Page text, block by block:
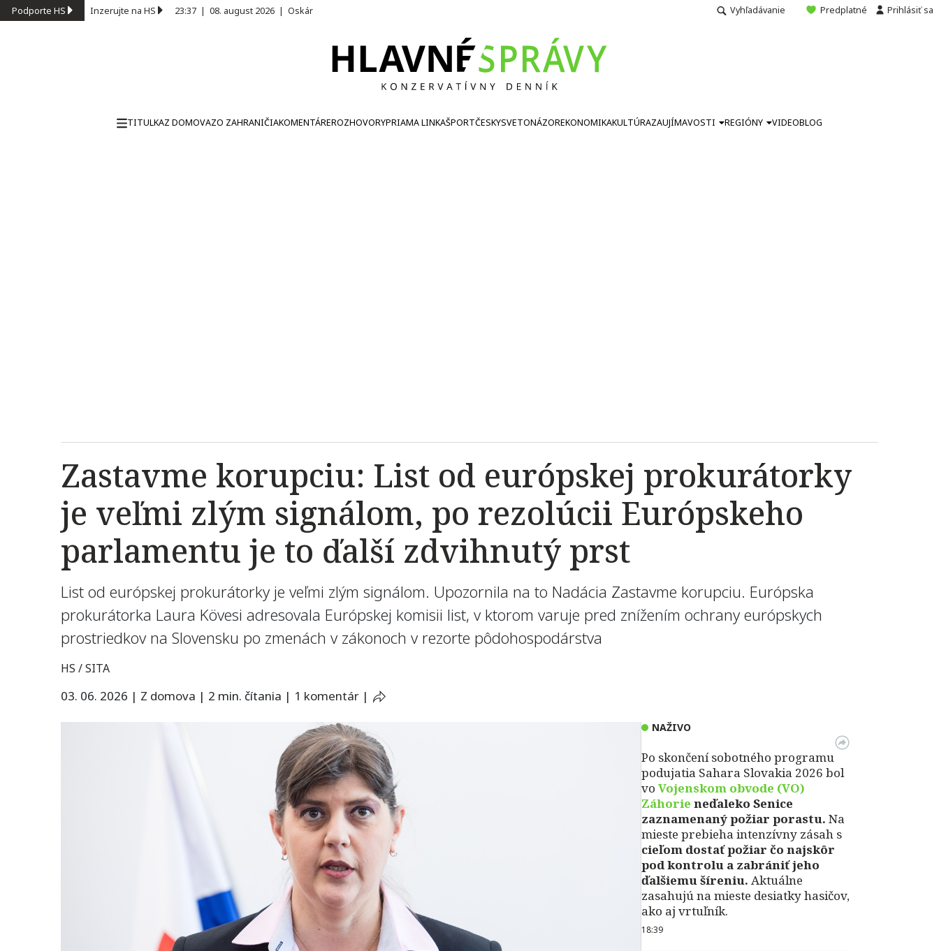
Podporte HS Inzerujte na HS 23:37 | 08. august 2026 | Oskár Vyhľadávanie Predplatné Prihlásiť sa
TITULKAZ DOMOVAZO ZAHRANIČIAKOMENTÁREROZHOVORYPRIAMA LINKAŠPORTČESKYSVETONÁZOREKONOMIKAKULTÚRAZAUJÍMAVOSTI REGIÓNY VIDEOBLOG
Zastavme korupciu: List od európskej prokurátorky
je veľmi zlým signálom, po rezolúcii Európskeho
parlamentu je to ďalší zdvihnutý prst
List od európskej prokurátorky je veľmi zlým signálom. Upozornila na to Nadácia Zastavme korupciu. Európska
prokurátorka Laura Kövesi adresovala Európskej komisii list, v ktorom varuje pred znížením ochrany európskych
prostriedkov na Slovensku po zmenách v zákonoch v rezorte pôdohospodárstva
HS / SITA
03. 06. 2026 | Z domova | 2 min. čítania | 1 komentár |
NAŽIVO
Po skončení sobotného programu
podujatia Sahara Slovakia 2026 bol
vo Vojenskom obvode (VO)
Záhorie neďaleko Senice
zaznamenaný požiar porastu. Na
mieste prebieha intenzívny zásah s
cieľom dostať požiar čo najskôr
pod kontrolu a zabrániť jeho
ďalšiemu šíreniu. Aktuálne
zasahujú na mieste desiatky hasičov,
ako aj vrtuľník.
18:39